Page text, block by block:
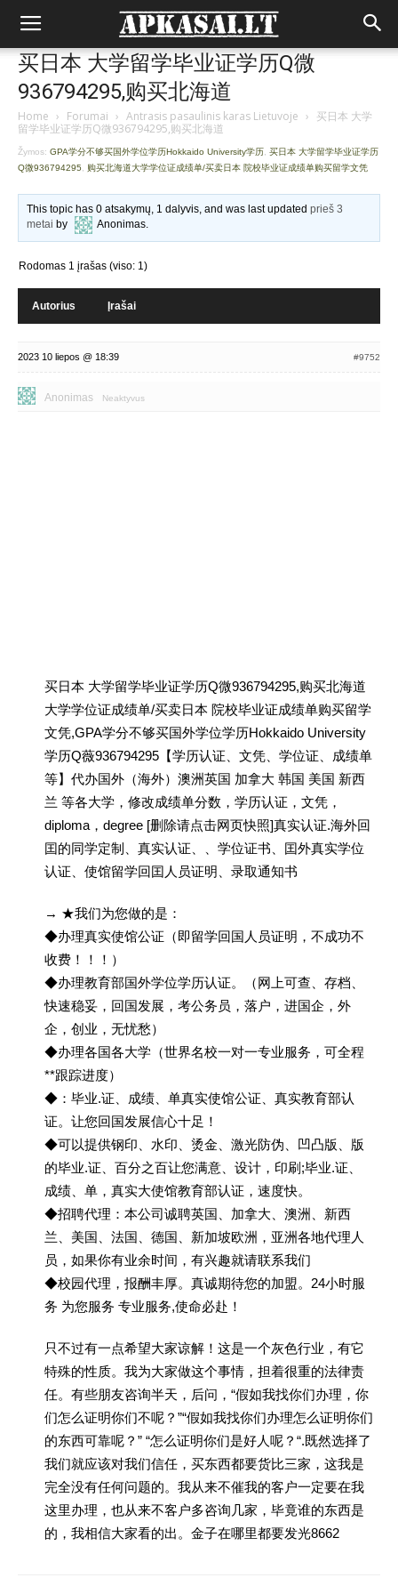
买日本 大学留学毕业证学历Q微
936794295,购买北海道
Home › Forumai › Antrasis pasaulinis karas Lietuvoje › 买日本 大学
留学毕业证学历Q微936794295,购买北海道
Žymos: GPA学分不够买国外学位学历Hokkaido University学历 买日本 大学留学毕业证学历
Q微936794295
购买北海道大学学位证成绩单/买卖日本 院校毕业证成绩单购买留学文凭
This topic has 0 atsakymų, 1 dalyvis, and was last updatedprieš 3
metai by Anonimas.
Rodomas 1 įrašas (viso: 1)
Autorius Įrašai
2023 10 liepos @ 18:39 #9752
Anonimas Neaktyvus
买日本 大学留学毕业证学历Q微936794295,购买北海道
大学学位证成绩单/买卖日本 院校毕业证成绩单购买留学
文凭,GPA学分不够买国外学位学历Hokkaido University
学历Q薇936794295【学历认证、文凭、学位证、成绩单
等】代办国外（海外）澳洲英国 加拿大 韩国 美国 新西
兰 等各大学，修改成绩单分数，学历认证，文凭，
diploma，degree [删除请点击网页快照]真实认证.海外回
囯的同学定制、真实认证、、学位证书、囯外真实学位
认证、使馆留学回囯人员证明、录取通知书
→ ★我们为您做的是：
◆办理真实使馆公证（即留学回国人员证明，不成功不
收费！！！）
◆办理教育部国外学位学历认证。（网上可查、存档、
快速稳妥，回国发展，考公务员，落户，进国企，外
企，创业，无忧愁）
◆办理各国各大学（世界名校一对一专业服务，可全程
**跟踪进度）
◆：毕业.证、成绩、单真实使馆公证、真实教育部认
证。让您回国发展信心十足！
◆可以提供钢印、水印、烫金、激光防伪、凹凸版、版
的毕业.证、百分之百让您满意、设计，印刷;毕业.证、
成绩、单，真实大使馆教育部认证，速度快。
◆招聘代理：本公司诚聘英国、加拿大、澳洲、新西
兰、美国、法国、德国、新加坡欧洲，亚洲各地代理人
员，如果你有业余时间，有兴趣就请联系我们
◆校园代理，报酬丰厚。真诚期待您的加盟。24小时服
务 为您服务 专业服务,使命必赴！
只不过有一点希望大家谅解！这是一个灰色行业，有它
特殊的性质。我为大家做这个事情，担着很重的法律责
任。有些朋友咨询半天，后问，“假如我找你们办理，你
们怎么证明你们不呢？”“假如我找你们办理怎么证明你们
的东西可靠呢？” “怎么证明你们是好人呢？“.既然选择了
我们就应该对我们信任，买东西都要货比三家，这我是
完全没有任何问题的。我从来不催我的客户一定要在我
这里办理，也从来不客户多咨询几家，毕竟谁的东西是
的，我相信大家看的出。金子在哪里都要发光8662